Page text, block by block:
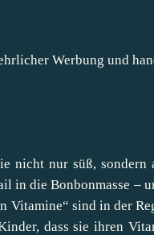
Werbung und
nicht nur süß,
in die Bonbonmasse –
Vitamine“ sind in der
dass sie ihren